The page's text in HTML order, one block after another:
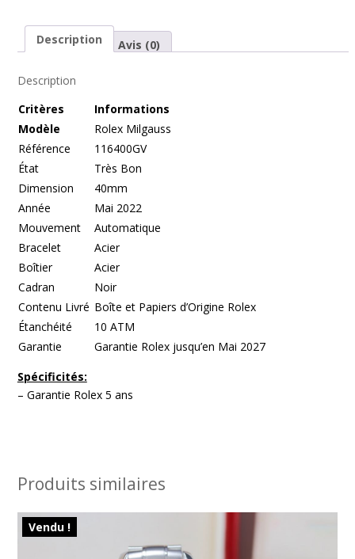
Description Avis (0)
Description
Critères
Informations
Modèle
Rolex Milgauss
Référence
116400GV
État
Très Bon
Dimension
40mm
Année
Mai 2022
Mouvement
Automatique
Bracelet
Acier
Boîtier
Acier
Cadran
Noir
Contenu Livré Boîte et Papiers d’Origine Rolex
Étanchéité
10 ATM
Garantie
Garantie Rolex jusqu’en Mai 2027
Spécificités:
– Garantie Rolex 5 ans
Produits similaires
Vendu !